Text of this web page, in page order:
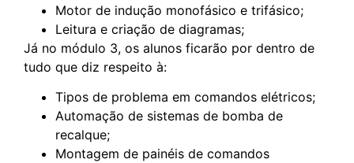
Motor de indução monofásico e trifásico;
Leitura e criação de diagramas;
Já no módulo 3, os alunos ficarão por dentro de
tudo que diz respeito à:
Tipos de problema em comandos elétricos;
Automação de sistemas de bomba de
recalque;
Montagem de painéis de comandos